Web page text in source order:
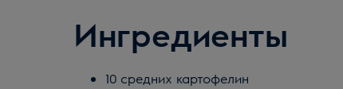
Ингредиенты
10 средних картофелин